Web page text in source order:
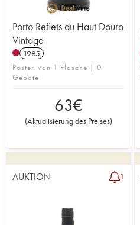
Porto Reflets du Haut Douro
Vintage
1985
Posten von 1 Flasche | 0
Gebote
63€
(Aktualisierung des Preises)
AUKTION 1